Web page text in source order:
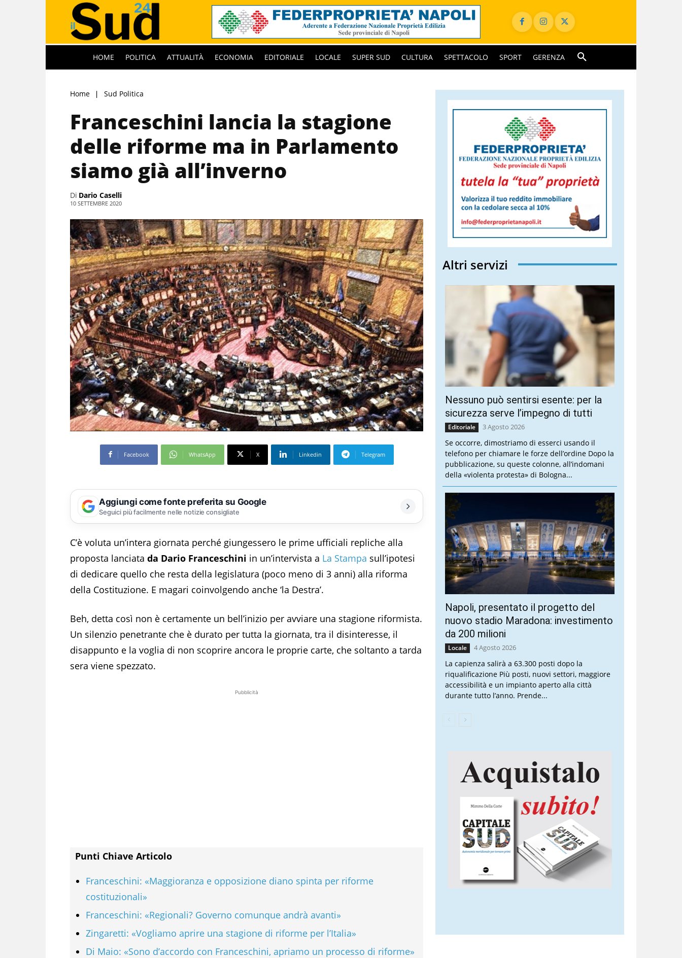
HOME POLITICA ATTUALITÀ ECONOMIA EDITORIALE LOCALE SUPER SUD CULTURA SPETTACOLO SPORT GERENZA
Home Sud Politica
Franceschini lancia la stagione
delle riforme ma in Parlamento
siamo già all’inverno
Di Dario Caselli
10 SETTEMBRE 2020
Facebook WhatsApp X Linkedin Telegram
Aggiungi come fonte preferita su Google
Seguici più facilmente nelle notizie consigliate
C’è voluta un’intera giornata perché giungessero le prime ufficiali repliche alla
proposta lanciata da Dario Franceschini in un’intervista a La Stampa sull’ipotesi
di dedicare quello che resta della legislatura (poco meno di 3 anni) alla riforma
della Costituzione. E magari coinvolgendo anche ‘la Destra’.
Beh, detta così non è certamente un bell’inizio per avviare una stagione riformista.
Un silenzio penetrante che è durato per tutta la giornata, tra il disinteresse, il
disappunto e la voglia di non scoprire ancora le proprie carte, che soltanto a tarda
sera viene spezzato.
Pubblicità
Punti Chiave Articolo
Franceschini: «Maggioranza e opposizione diano spinta per riforme
costituzionali»
Franceschini: «Regionali? Governo comunque andrà avanti»
Zingaretti: «Vogliamo aprire una stagione di riforme per l’Italia»
Di Maio: «Sono d’accordo con Franceschini, apriamo un processo di riforme»
Altri servizi
Nessuno può sentirsi esente: per la
sicurezza serve l’impegno di tutti
Editoriale 3 Agosto 2026
Se occorre, dimostriamo di esserci usando il
telefono per chiamare le forze dell’ordine Dopo la
pubblicazione, su queste colonne, all’indomani
della «violenta protesta» di Bologna...
Napoli, presentato il progetto del
nuovo stadio Maradona: investimento
da 200 milioni
Locale 4 Agosto 2026
La capienza salirà a 63.300 posti dopo la
riqualificazione Più posti, nuovi settori, maggiore
accessibilità e un impianto aperto alla città
durante tutto l’anno. Prende...